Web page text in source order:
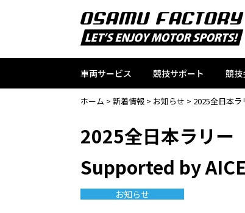
車両サービス 競技サポート 競技
ホーム > 新着情報 > お知らせ > 2025全日本
2025全日本ラリ
Supported by
お知らせ